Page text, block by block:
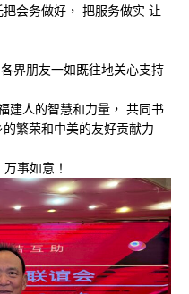
会务做好， 把服务做实 让
界朋友⼀如既往地关⼼⽀持
建⼈的智慧和⼒量， 共同书
繁荣和中美的友好贡献⼒
事如意！